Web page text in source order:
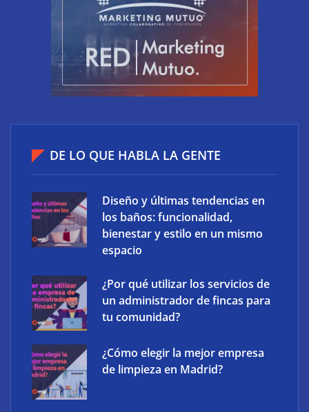
herramientas de IA ya no es suficiente para los
profesionales de la arquitectura
‘Schaeffler Vehicle Lifetime Solutions’ avanza hacia
una mayor eficiencia y una menor complejidad con
DE LO QUE HABLA LA GENTE
Diseño y últimas tendencias en
los baños: funcionalidad,
bienestar y estilo en un mismo
espacio
¿Por qué utilizar los servicios de
un administrador de fincas para
tu comunidad?
¿Cómo elegir la mejor empresa
de limpieza en Madrid?